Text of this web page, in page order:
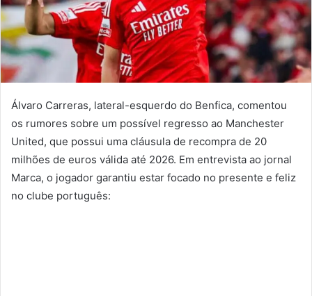
Álvaro Carreras, lateral-esquerdo do Benfica, comentou
os rumores sobre um possível regresso ao Manchester
United, que possui uma cláusula de recompra de 20
milhões de euros válida até 2026. Em entrevista ao jornal
Marca, o jogador garantiu estar focado no presente e feliz
no clube português: